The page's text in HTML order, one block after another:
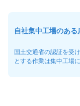
自社集中工場のある
国土交通省の認証を受
とする作業は集中工場